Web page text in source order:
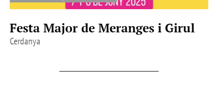
Festa Major de Meranges i Girul
Cerdanya